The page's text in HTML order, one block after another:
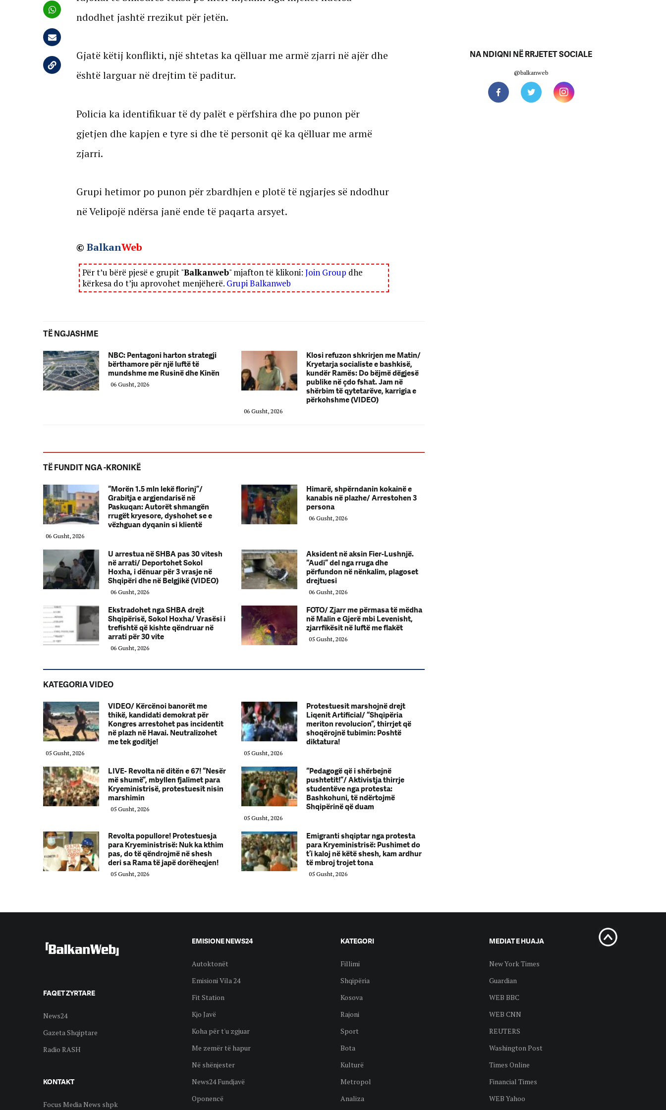
ndodhet jashtë rrezikut për jetën.
Gjatë këtij konflikti, një shtetas ka qëlluar me armë zjarri në ajër dhe
është larguar në drejtim të paditur.
Policia ka identifikuar të dy palët e përfshira dhe po punon për
gjetjen dhe kapjen e tyre si dhe të personit që ka qëlluar me armë
zjarri.
Grupi hetimor po punon për zbardhjen e plotë të ngjarjes së ndodhur
në Velipojë ndërsa janë ende të paqarta arsyet.
© BalkanWeb
Për t’u bërë pjesë e grupit "Balkanweb" mjafton të klikoni: Join Group dhe
kërkesa do t’ju aprovohet menjëherë. Grupi Balkanweb
TË NGJASHME
NBC: Pentagoni harton strategji
bërthamore për një luftë të
mundshme me Rusinë dhe Kinën
06 Gusht, 2026
Klosi refuzon shkrirjen me Matin/
Kryetarja socialiste e bashkisë,
kundër Ramës: Do bëjmë dëgjesë
publike në çdo fshat. Jam në
shërbim të qytetarëve, karrigia e
përkohshme (VIDEO)
06 Gusht, 2026
TË FUNDIT NGA -KRONIKË
“Morën 1.5 mln lekë florinj”/
Grabitja e argjendarisë në
Paskuqan: Autorët shmangën
rrugët kryesore, dyshohet se e
vëzhguan dyqanin si klientë
06 Gusht, 2026
Himarë, shpërndanin kokainë e
kanabis në plazhe/ Arrestohen 3
persona
06 Gusht, 2026
U arrestua në SHBA pas 30 vitesh
në arrati/ Deportohet Sokol
Hoxha, i dënuar për 3 vrasje në
Shqipëri dhe në Belgjikë (VIDEO)
06 Gusht, 2026
Aksident në aksin Fier-Lushnjë.
“Audi” del nga rruga dhe
përfundon në nënkalim, plagoset
drejtuesi
06 Gusht, 2026
Ekstradohet nga SHBA drejt
Shqipërisë, Sokol Hoxha/ Vrasësi i
trefishtë që kishte qëndruar në
arrati për 30 vite
06 Gusht, 2026
FOTO/ Zjarr me përmasa të mëdha
në Malin e Gjerë mbi Levenisht,
zjarrfikësit në luftë me flakët
05 Gusht, 2026
KATEGORIA VIDEO
VIDEO/ Kërcënoi banorët me
thikë, kandidati demokrat për
Kongres arrestohet pas incidentit
në plazh në Havai. Neutralizohet
me tek goditje!
05 Gusht, 2026
Protestuesit marshojnë drejt
Liqenit Artificial/ “Shqipëria
meriton revolucion”, thirrjet që
shoqërojnë tubimin: Poshtë
diktatura!
05 Gusht, 2026
LIVE- Revolta në ditën e 67! “Nesër
më shumë”, mbyllen fjalimet para
Kryeministrisë, protestuesit nisin
marshimin
05 Gusht, 2026
“Pedagogë që i shërbejnë
pushtetit!”/ Aktivistja thirrje
studentëve nga protesta:
Bashkohuni, të ndërtojmë
Shqipërinë që duam
05 Gusht, 2026
Revolta popullore! Protestuesja
para Kryeministrisë: Nuk ka kthim
pas, do të qëndrojmë në shesh
deri sa Rama të japë dorëheqjen!
05 Gusht, 2026
Emigranti shqiptar nga protesta
para Kryeministrisë: Pushimet do
t’i kaloj në këtë shesh, kam ardhur
të mbroj trojet tona
05 Gusht, 2026
NA NDIQNI NË RRJETET SOCIALE
@balkanweb
FAQET ZYRTARE
News24
Gazeta Shqiptare
Radio RASH
KONTAKT
Focus Media News shpk
EMISIONE NEWS24
Autoktonët
Emisioni Vila 24
Fit Station
Kjo Javë
Koha për t'u zgjuar
Me zemër të hapur
Në shënjester
News24 Fundjavë
Oponencë
KATEGORI
Fillimi
Shqipëria
Kosova
Rajoni
Sport
Bota
Kulturë
Metropol
Analiza
MEDIAT E HUAJA
New York Times
Guardian
WEB BBC
WEB CNN
REUTERS
Washington Post
Times Online
Financial Times
WEB Yahoo